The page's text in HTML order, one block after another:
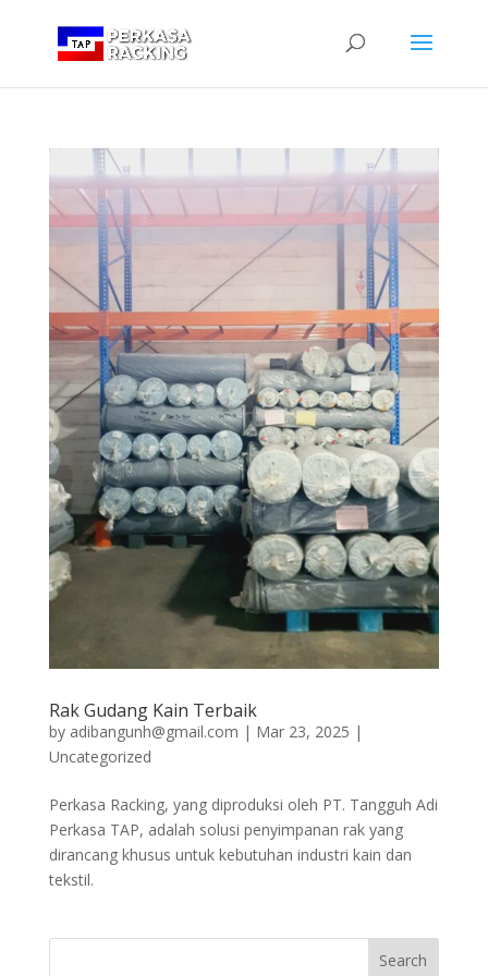
Rak Gudang Kain Terbaik
by adibangunh@gmail.com | Mar 23, 2025 |
Uncategorized
Perkasa Racking, yang diproduksi oleh PT. Tangguh Adi
Perkasa TAP, adalah solusi penyimpanan rak yang
dirancang khusus untuk kebutuhan industri kain dan
tekstil.
Search